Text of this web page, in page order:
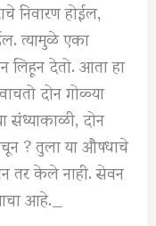
निवारण होईल,
त्यामुळे एका
लिहून देतो. आता हा
दोन गोळ्या
संध्याकाळी, दोन
? तुला या औषधाचे
तर केले नाही. सेवन
आहे._